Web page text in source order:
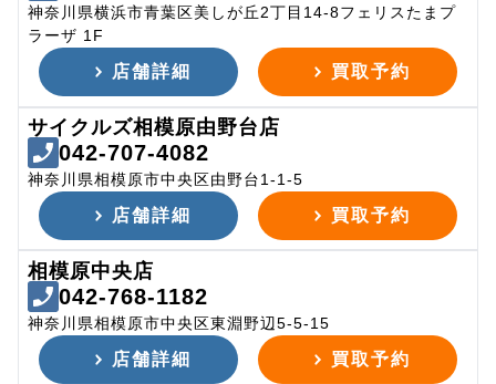
神奈川県横浜市青葉区美しが丘2丁目14-8フェリスたまプ
ラーザ 1F
店舗詳細 買取予約
サイクルズ相模原由野台店
042-707-4082
神奈川県相模原市中央区由野台1-1-5
店舗詳細 買取予約
相模原中央店
042-768-1182
神奈川県相模原市中央区東淵野辺5-5-15
店舗詳細 買取予約